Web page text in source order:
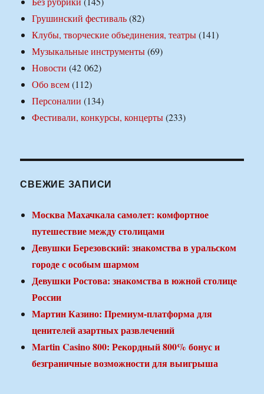
Грушинский фестиваль(82)
Клубы, творческие объединения, театры(141)
Музыкальные инструменты(69)
Новости (42 062)
Обо всем(112)
Персоналии (134)
Фестивали, конкурсы, концерты(233)
СВЕЖИЕ ЗАПИСИ
Москва Махачкала самолет: комфортное
путешествие между столицами
Девушки Березовский: знакомства в уральском
городе с особым шармом
Девушки Ростова: знакомства в южной столице
России
Мартин Казино: Премиум-платформа для
ценителей азартных развлечений
Martin Casino 800: Рекордный 800% бонус и
безграничные возможности для выигрыша